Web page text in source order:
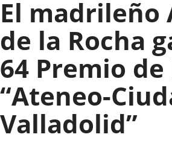
Valladolid
El madrileño
de la Rocha
64 Premio
“Ateneo-
Valladolid”